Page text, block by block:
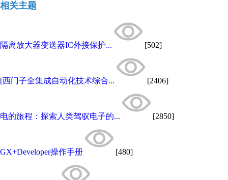
相关主题
隔离放大器变送器IC外接保护... [502]
[西门子全集成自动化技术综合... [2406]
电的旅程：探索人类驾驭电子的... [2850]
GX+Developer操作手册 [480]